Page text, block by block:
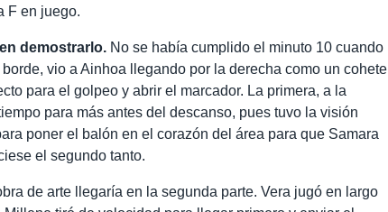
F en juego.
demostrarlo. No se había cumplido el minuto 10 cuando
vio a Ainhoa llegando por la derecha como un cohete
para el golpeo y abrir el marcador. La primera, a la
para más antes del descanso, pues tuvo la visión
poner el balón en el corazón del área para que Samara
el segundo tanto.
de arte llegaría en la segunda parte. Vera jugó en largo